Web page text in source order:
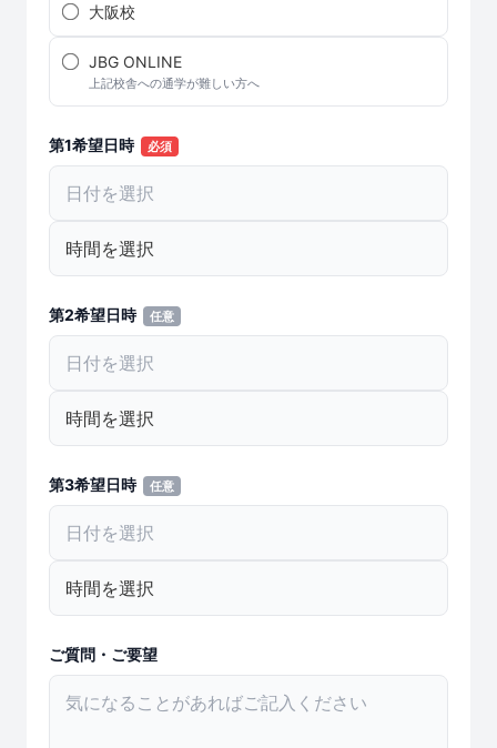
大阪校
JBG ONLINE
上記校舎への通学が難しい方へ
第1希望日時 必須
第2希望日時 任意
第3希望日時 任意
ご質問・ご要望